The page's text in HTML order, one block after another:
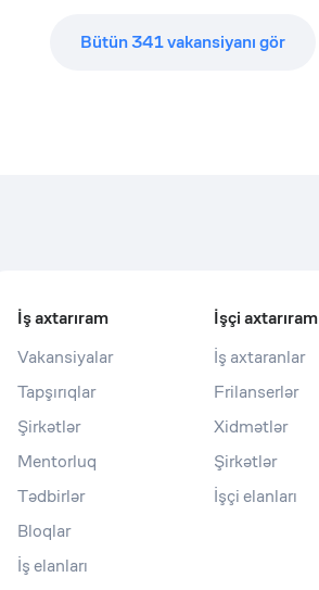
Bütün341vakansiyanı gör
İş axtarıram
Vakansiyalar
Tapşırıqlar
Şirkətlər
Mentorluq
Tədbirlər
Bloqlar
İş elanları
İşçi axtarıram
İş axtaranlar
Frilanserlər
Xidmətlər
Şirkətlər
İşçi elanları